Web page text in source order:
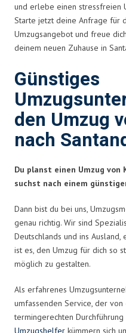
und erlebe einen stressfreien
Starte jetzt deine Anfrage für
Umzugsangebot und freue
deinem neuen Zuhause in
Günstiges
den Umzug
nach
Du planst einen Umzug von
suchst nach einem
Dann bist du bei uns,
genau richtig. Wir sind
Deutschlands und ins
ist es, den Umzug für dich so
möglich zu gestalten.
Als erfahrenes
umfassenden Service, der
termingerechten
Umzugshelfer kümmern sich